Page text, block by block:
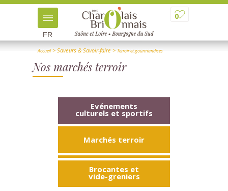
0
FR
Accueil> Saveurs & Savoir-faire > Terroir et gourmandises
Nos marchés terroir
Evénements
culturels et sportifs
Marchés terroir
Brocantes et
vide-greniers